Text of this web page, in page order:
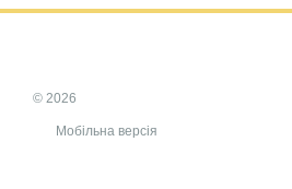
© 2026
Мобільна версія